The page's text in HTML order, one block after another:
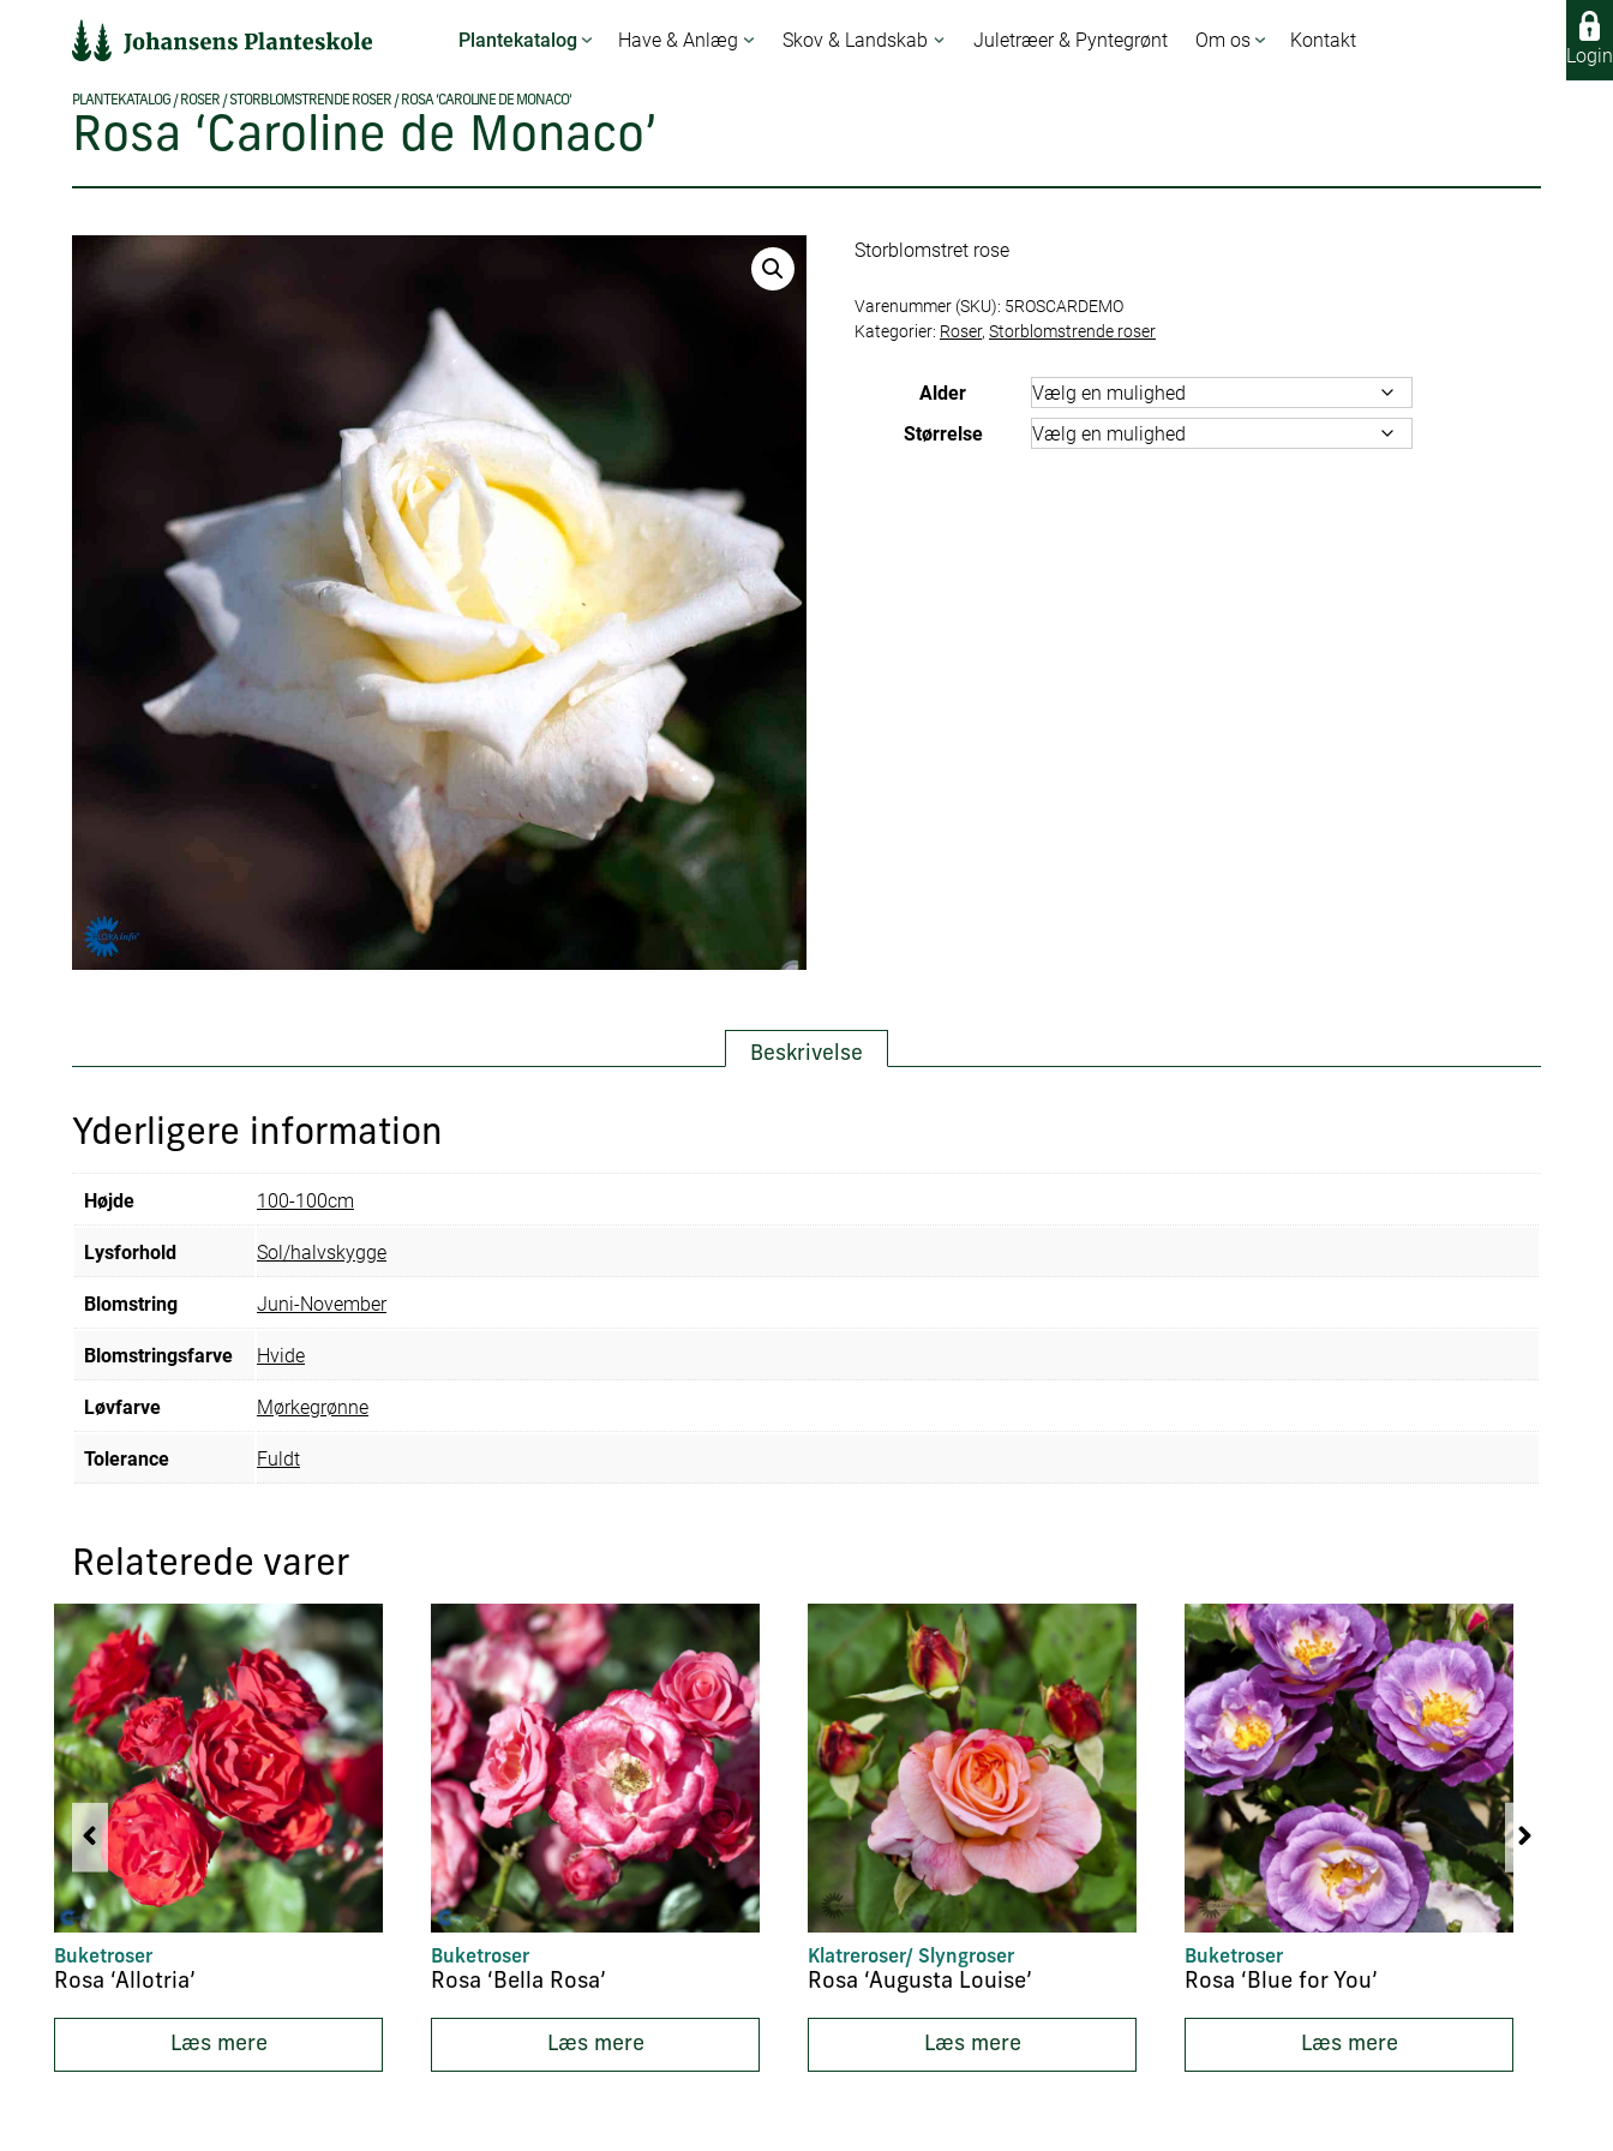
Plantekatalog Have & Anlæg Skov & Landskab Juletræer & Pyntegrønt Om os Kontakt
Login
Login
PLANTEKATALOG/ ROSER /STORBLOMSTRENDE ROSER / ROSA ‘CAROLINE DE MONACO’
Rosa ‘Caroline de Monaco’
Storblomstret rose
Varenummer (SKU): 5ROSCARDEMO
Kategorier: Roser, Storblomstrende roser
Alder
Størrelse
Beskrivelse
Yderligere information
Højde 100-100cm
Lysforhold Sol/halvskygge
Blomstring Juni-November
Blomstringsfarve Hvide
Løvfarve Mørkegrønne
Tolerance Fuldt
Relaterede varer
Buketroser
Rosa ‘Allotria’
Læs mere
Buketroser
Rosa ‘Bella Rosa’
Læs mere
Klatreroser/ Slyngroser
Rosa ‘Augusta Louise’
Læs mere
Buketroser
Rosa ‘Blue for You’
Læs mere